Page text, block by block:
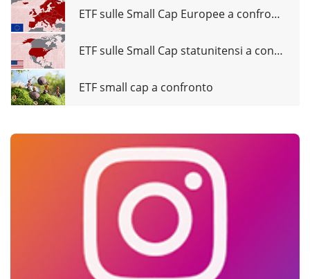
ETF sulle Small Cap Europee a confronto
ETF sulle Small Cap statunitensi a confronto
ETF small cap a confronto